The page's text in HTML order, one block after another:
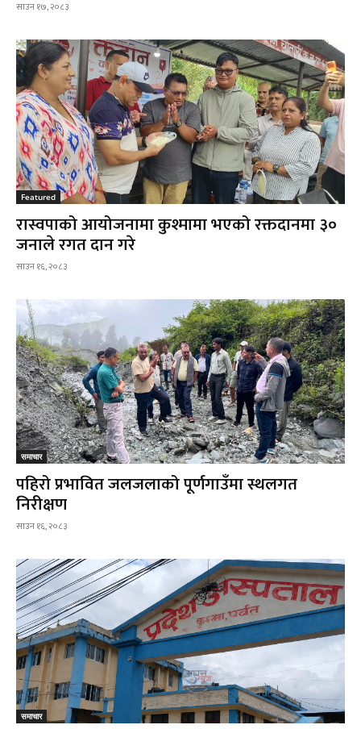
साउन १७, २०८३
Featured
रास्वपाको आयोजनामा कुश्मामा भएको रक्तदानमा ३०
जनाले रगत दान गरे
साउन १६, २०८३
समाचार
पहिरो प्रभावित जलजलाको पूर्णगाउँमा स्थलगत
निरीक्षण
साउन १६, २०८३
समाचार